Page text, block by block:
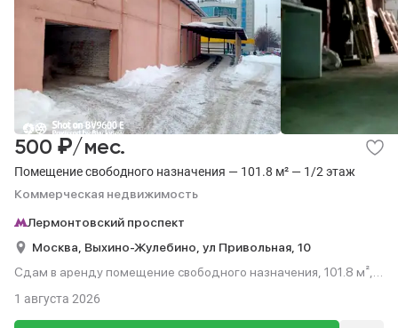
Помещение свободного назначения — 101.8 м² — 1/2 этаж
Коммерческая недвижимость
500 ₽/мес.
Лермонтовский проспект
Москва, Выхино-Жулебино, ул Привольная, 10
Сдам в аренду помещение свободного назначения, 101.8 м²,
1 августа 2026